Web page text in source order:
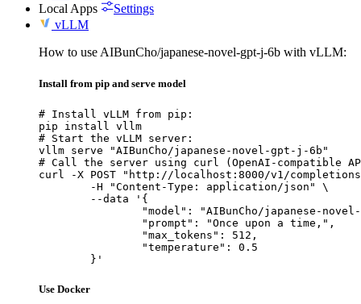
Local Apps
Settings
vLLM
How to use AIBunCho/japanese-novel-gpt-j-6b with vLLM:
Install from pip and serve model
# Install vLLM from pip:
pip install vllm
# Start the vLLM server:
vllm serve "AIBunCho/japanese-novel-gpt-j-6b"
# Call the server using curl (OpenAI-compatible
curl -X POST "http://localhost:8000/v1/
	}'
Use Docker